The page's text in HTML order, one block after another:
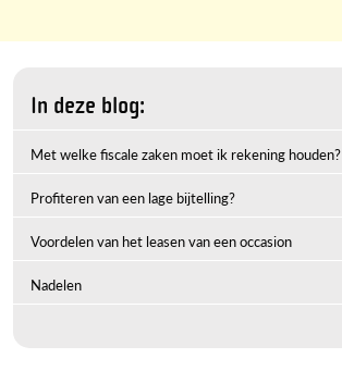
In deze blog:
Met welke fiscale zaken moet ik rekening houden?
Profiteren van een lage bijtelling?
Voordelen van het leasen van een occasion
Nadelen